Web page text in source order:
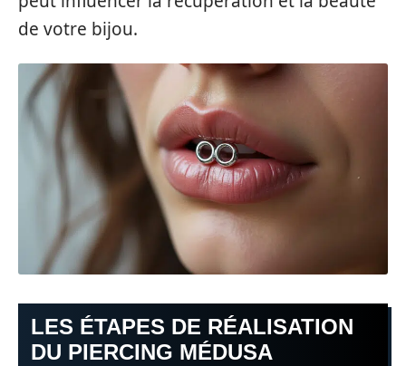
de votre bijou.
LES ÉTAPES DE RÉALISATION
DU PIERCING MÉDUSA